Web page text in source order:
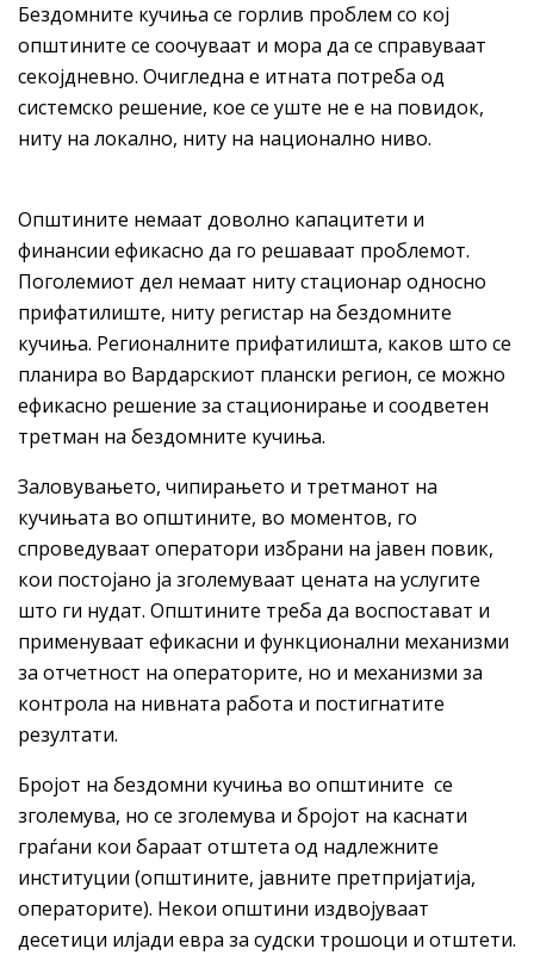
Бездомните кучиња се горлив проблем со кој
општините се соочуваат и мора да се справуваат
секојдневно. Очигледна е итната потреба од
системско решение, кое се уште не е на повидок,
ниту на локално, ниту на национално ниво.
Општините немаат доволно капацитети и
финансии ефикасно да го решаваат проблемот.
Поголемиот дел немаат ниту стационар односно
прифатилиште, ниту регистар на бездомните
кучиња. Регионалните прифатилишта, каков што се
планира во Вардарскиот плански регион, се можно
ефикасно решение за стационирање и соодветен
третман на бездомните кучиња.
Заловувањето, чипирањето и третманот на
кучињата во општините, во моментов, го
спроведуваат оператори избрани на јавен повик,
кои постојано ја зголемуваат цената на услугите
што ги нудат. Општините треба да воспостават и
применуваат ефикасни и функционални механизми
за отчетност на операторите, но и механизми за
контрола на нивната работа и постигнатите
резултати.
Бројот на бездомни кучиња во општините се
зголемува, но се зголемува и бројот на каснати
граѓани кои бараат отштета од надлежните
институции (општините, јавните претпријатија,
операторите). Некои општини издвојуваат
десетици илјади евра за судски трошоци и отштети.